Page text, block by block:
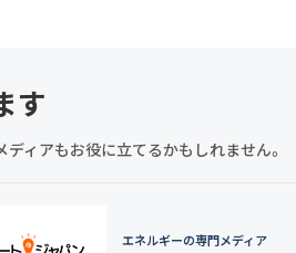
す
ィアもお役に立てるかもしれません。
エネルギーの専門メディア